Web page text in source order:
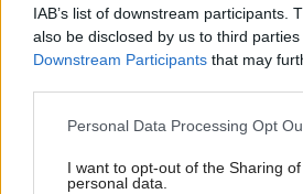
IAB’s list of downstream participants.
also be disclosed by us to third
Downstream Participants that may
Please note that this website/app
not limited to your visit or usage
grant or deny consent to Google and
Personal Data Processing Opt
I want to opt-out of the Sharing
personal data.
Foto: Ståle Eriksen